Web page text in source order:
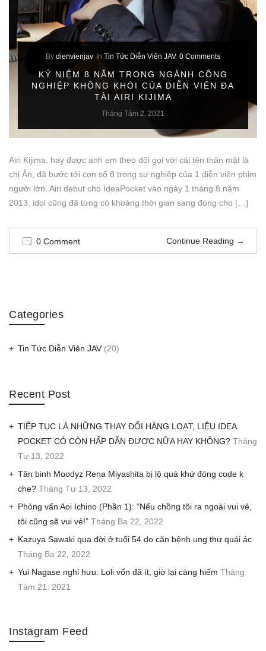
By dienvienjav In Tin Tức Diễn Viên JAV 0 Comments
KỶ NIỆM 8 NĂM TRONG NGÀNH CÔNG
NGHIỆP KHÔNG KHÓI CỦA DIỄN VIÊN ĐA
TÀI AIRI KIJIMA
Tháng Tám 2, 2021
Airi Kijima, hay được anh em theo dõi gọi với cái tên thân mật là
chị Ân, đã bước tới con số 8 trong sự nghiệp của 1 diễn viên phim
người lớn. Airi debut cho IdeaPocket vào ngày 1 tháng 8 năm
2013, idol cũng đã từng có khoảng thời gian sang đóng cho […]
0 Comment Continue Reading →
Categories
Tin Tức Diễn Viên JAV (20)
Recent Post
TIẾP TỤC LÀ NHỮNG THAY ĐỔI HÀNG LOẠT, LIỆU IDEA
POCKET CÓ CÒN HẤP DẪN ĐƯỢC NỮA HAY KHÔNG? Tháng
Tư 13, 2022
Tân binh Moodyz Rena Miyashita bị lộ quá khứ đóng code k
che? Tháng Tư 13, 2022
Phỏng vấn Aoi Ichino (Phần 1): “Nếu chồng tôi ra ngoài vui vẻ,
tôi cũng sẽ vui vẻ!” Tháng Ba 22, 2022
Kazuya Sawaki qua đời ở tuổi 54 do căn bệnh ung thư quái ác
Tháng Ba 22, 2022
Yui Nagase nghỉ hưu: Loli vốn đã ít, giờ lại càng hiếm Tháng
Tám 21, 2021
Instagram Feed